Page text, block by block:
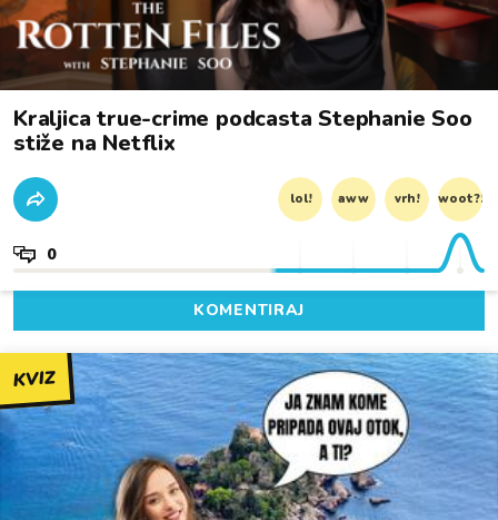
Kraljica true-crime podcasta Stephanie Soo
stiže na Netflix
lol! aww vrh! woot?!
0
KOMENTIRAJ
KVIZ